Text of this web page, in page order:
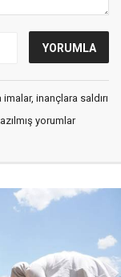
inançlara saldırı
yorumlar